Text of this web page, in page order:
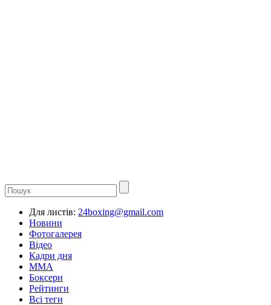
Для листів: 24boxing@gmail.com
Новини
Фотогалерея
Відео
Кадри дня
ММА
Боксери
Рейтинги
Всі теги